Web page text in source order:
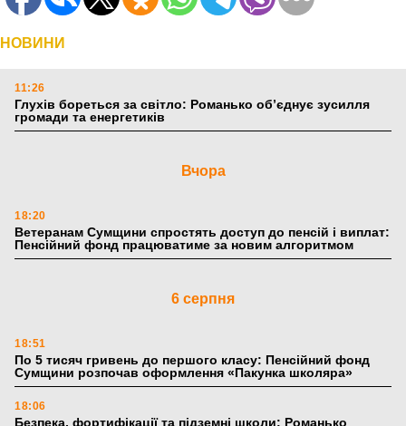
НОВИНИ
11:26
Глухів бореться за світло: Романько об’єднує зусилля
громади та енергетиків
Вчора
18:20
Ветеранам Сумщини спростять доступ до пенсій і виплат:
Пенсійний фонд працюватиме за новим алгоритмом
6 серпня
18:51
По 5 тисяч гривень до першого класу: Пенсійний фонд
Сумщини розпочав оформлення «Пакунка школяра»
18:06
Безпека, фортифікації та підземні школи: Романько